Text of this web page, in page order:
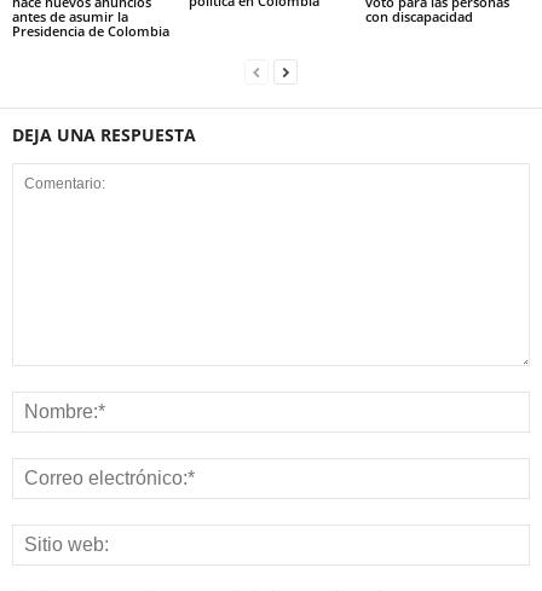
antes de asumir la
Presidencia de Colombia
con discapacidad
DEJA UNA RESPUESTA